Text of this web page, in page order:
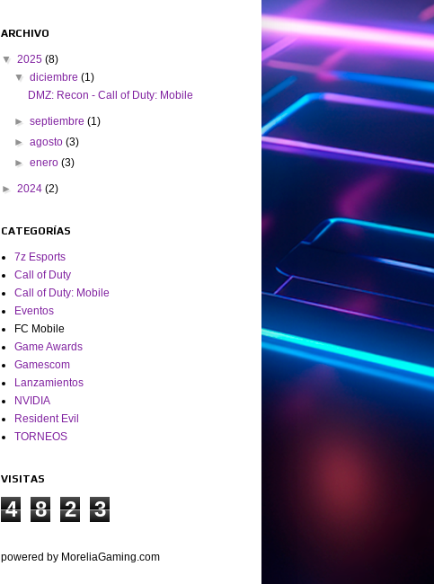
ARCHIVO
▼ 2025 (8)
▼diciembre(1)
DMZ: Recon - Call of Duty: Mobile
►septiembre(1)
►agosto(3)
►enero(3)
► 2024 (2)
CATEGORÍAS
7z Esports
Call of Duty
Call of Duty: Mobile
Eventos
FC Mobile
Game Awards
Gamescom
Lanzamientos
NVIDIA
Resident Evil
TORNEOS
VISITAS
4 8 2 3
powered by MoreliaGaming.com